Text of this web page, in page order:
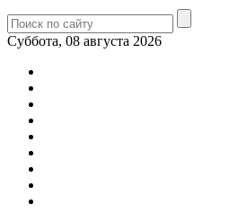
Суббота, 08 августа 2026